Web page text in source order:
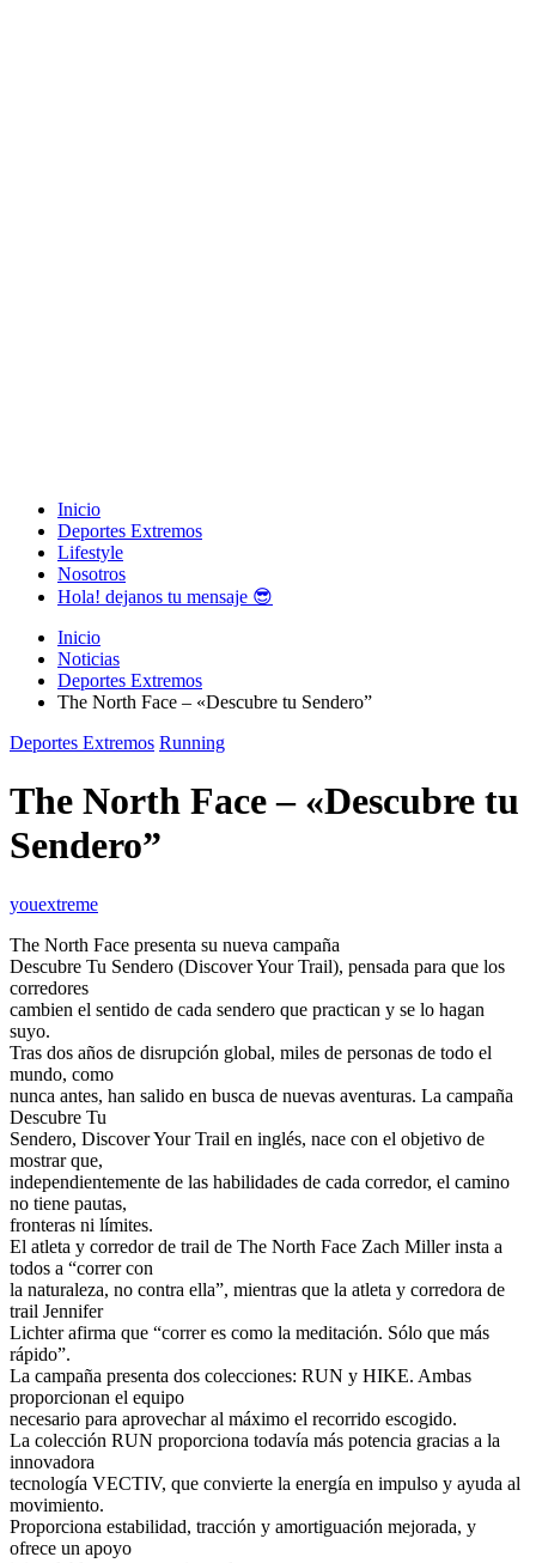
Inicio
Deportes Extremos
Lifestyle
Nosotros
Hola! dejanos tu mensaje 😎
Inicio
Noticias
Deportes Extremos
The North Face – «Descubre tu Sendero”
Deportes Extremos Running
The North Face – «Descubre tu
Sendero”
youextreme
The North Face presenta su nueva campaña
Descubre Tu Sendero (Discover Your Trail), pensada para que los
corredores
cambien el sentido de cada sendero que practican y se lo hagan
suyo.
Tras dos años de disrupción global, miles de personas de todo el
mundo, como
nunca antes, han salido en busca de nuevas aventuras. La campaña
Descubre Tu
Sendero, Discover Your Trail en inglés, nace con el objetivo de
mostrar que,
independientemente de las habilidades de cada corredor, el camino
no tiene pautas,
fronteras ni límites.
El atleta y corredor de trail de The North Face Zach Miller insta a
todos a “correr con
la naturaleza, no contra ella”, mientras que la atleta y corredora de
trail Jennifer
Lichter afirma que “correr es como la meditación. Sólo que más
rápido”.
La campaña presenta dos colecciones: RUN y HIKE. Ambas
proporcionan el equipo
necesario para aprovechar al máximo el recorrido escogido.
La colección RUN proporciona todavía más potencia gracias a la
innovadora
tecnología VECTIV, que convierte la energía en impulso y ayuda al
movimiento.
Proporciona estabilidad, tracción y amortiguación mejorada, y
ofrece un apoyo